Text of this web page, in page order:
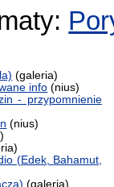
(galeria)
info (nius)
- przypomnienie
(nius)
(Edek, Bahamut,
(galeria)